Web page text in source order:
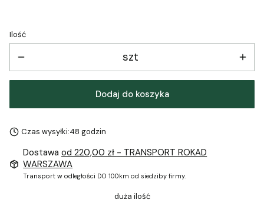
Ilość
szt
Dodaj do koszyka
Czas wysyłki:48 godzin
Dostawaod 220,00 zł - TRANSPORT ROKAD
WARSZAWA
Transport w odległości DO 100km od siedziby firmy.
duża ilość